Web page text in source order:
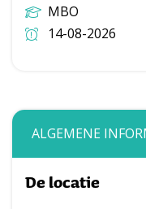
MBO
14-08-2026
ALGEMENE
De locatie